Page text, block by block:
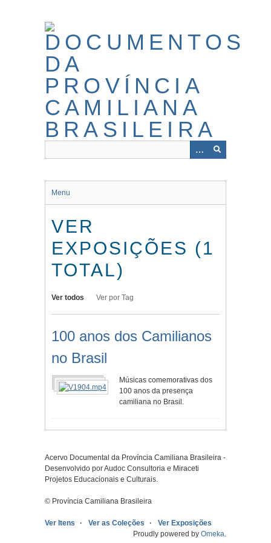
Menu
VER
EXPOSIÇÕES (1
TOTAL)
Ver todos Ver por Tag
100 anos dos Camilianos
no Brasil
Músicas comemorativas dos
100 anos da presença
camiliana no Brasil.
Acervo Documental da Província Camiliana Brasileira -
Desenvolvido por Audoc Consultoria e Miraceti
Projetos Educacionais e Culturais.
© Província Camiliana Brasileira
Ver Itens Ver as Coleções
Ver Exposições
Proudly powered by Omeka.